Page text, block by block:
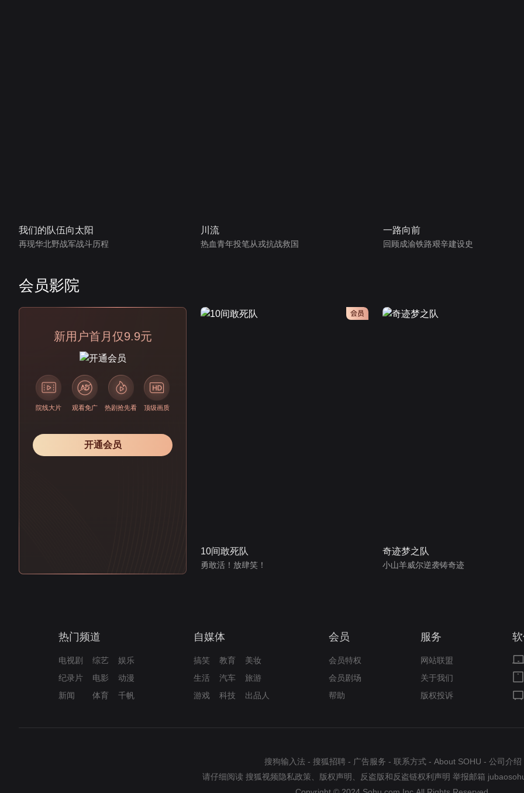
我们的队伍向太阳
再现华北野战军战斗历程
川流
热血青年投笔从戎抗战救国
一路向前
回顾成渝铁路艰辛建设史
会员影院
新用户首月仅9.9元
院线大片 观看免广 热剧抢先看 顶级画质
开通会员
会员
10间敢死队
勇敢活！放肆笑！
奇迹梦之队
小山羊威尔逆袭铸奇迹
热门频道
电视剧 综艺
娱乐
纪录片
电影
动漫
新闻
体育 千帆
自媒体
搞笑 教育
美妆
生活
汽车
旅游
游戏
科技 出品人
会员
会员特权
会员剧场
帮助
服务
网站联盟
关于我们
版权投诉
搜狗输入法 - 搜狐招聘 - 广告服务 - 联系方式 - About SOHU - 公司介绍
请仔细阅读 搜狐视频隐私政策 版权声明 反盗版和反盗链权利声明 举报邮箱